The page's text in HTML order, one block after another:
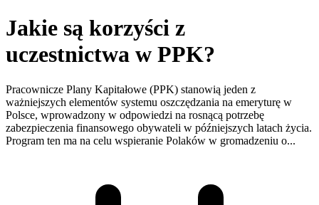
Jakie są korzyści z
uczestnictwa w PPK?
Pracownicze Plany Kapitałowe (PPK) stanowią jeden z
ważniejszych elementów systemu oszczędzania na emeryturę w
Polsce, wprowadzony w odpowiedzi na rosnącą potrzebę
zabezpieczenia finansowego obywateli w późniejszych latach życia.
Program ten ma na celu wspieranie Polaków w gromadzeniu o...